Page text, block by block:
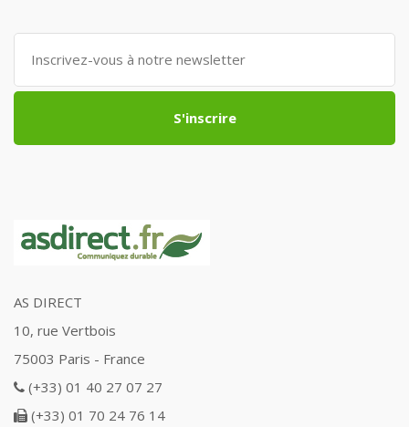
S'inscrire
AS DIRECT
10, rue Vertbois
75003 Paris - France
(+33) 01 40 27 07 27
(+33) 01 70 24 76 14